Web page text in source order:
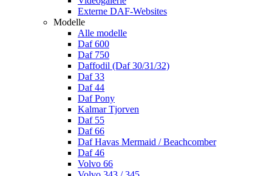
Externe DAF-Websites
Modelle
Alle modelle
Daf 600
Daf 750
Daffodil (Daf 30/31/32)
Daf 33
Daf 44
Daf Pony
Kalmar Tjorven
Daf 55
Daf 66
Daf Havas Mermaid / Beachcomber
Daf 46
Volvo 66